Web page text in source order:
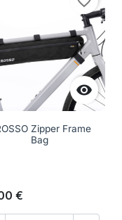

Zipper Frame
Bag
€